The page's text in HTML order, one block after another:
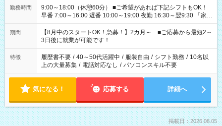
勤務時間
9:00～18:00（休憩60分） ■ご希望があれば下記シフトもOK！
早番 7:00～16:00 遅番 10:00～19:00 夜勤 16:30～翌9:30 「家族
と休みを合わせたい」 「余裕を持って夕飯の準備がしたい」
「できれば残業はしたくない」 など、ご希望を教えてください
ね。 ※Wワーク希望の方へ 今ご覧のお仕事で希望する勤務時間
と、もう1つのお仕事の勤務時間。 合計で週40時間を超える場
合は応募できません。
期間
【8月中のスタートOK！急募！】2カ月～ ■ご応募から最短2～
3日後に就業が可能です！
特徴 履歴書不要 / 40～50代活躍中 / 服装自由 / シフト勤務 / 10名以
上の大量募集 / 電話対応なし / パソコンスキル不要
気になる！ 応募する 詳細へ
掲載日：2026.08.05